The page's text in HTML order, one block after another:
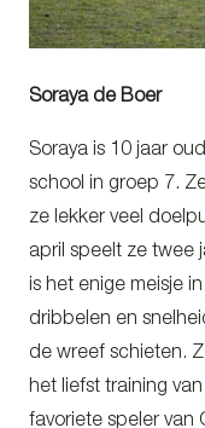
Soraya de Boer
Soraya is 10 jaar
school in groep 7.
ze lekker veel
april speelt ze twee
is het enige meisje
dribbelen en
de wreef schieten.
het liefst training
favoriete speler van